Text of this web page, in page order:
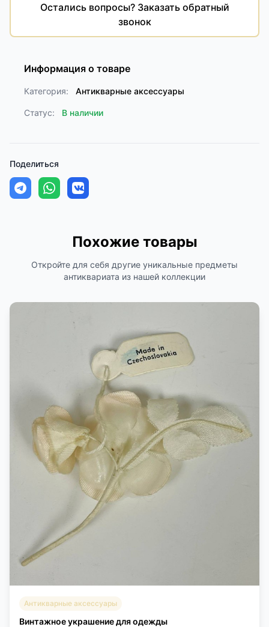
Остались вопросы? Заказать обратный
звонок
Информация о товаре
Категория: Антикварные аксессуары
Статус: В наличии
Поделиться
Похожие товары
Откройте для себя другие уникальные предметы
антиквариата из нашей коллекции
Антикварные аксессуары
Винтажное украшение для одежды